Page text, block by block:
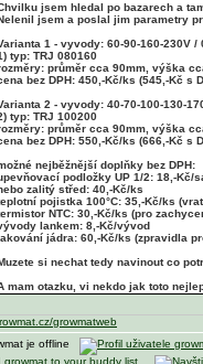
jsem hledal po bazarech a
jsem a poslal jim parametry
1 - vyvody: 60-90-160-230V /
typ: TRJ 080160
průměr cca 90mm, výška
bez DPH: 450,-Kč/ks (545,-Kč s
2 - vyvody: 40-70-100-130-
typ: TRJ 100200
průměr cca 90mm, výška
bez DPH: 550,-Kč/ks (666,-Kč s
nejběžnější doplňky bez DPH:
podložky UP 1/2: 18,-Kč/
zalitý střed: 40,-Kč/ks
pojistka 100°C: 35,-Kč/ks
NTC: 30,-Kč/ks (pro
lankem: 8,-Kč/vývod
jádra: 60,-Kč/ks (zpravidla
si nechat tedy navinout co
mam otazku, vi nekdo jak toto
growmatweb